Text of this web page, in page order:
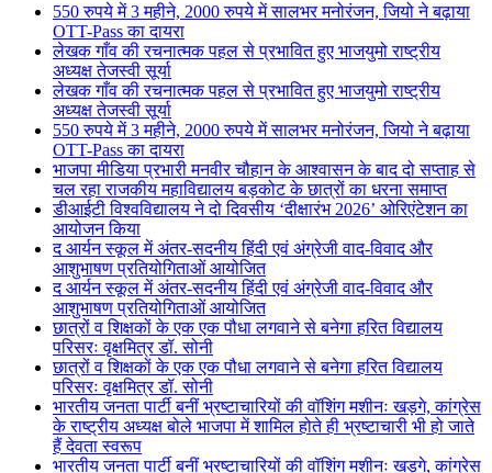
550 रुपये में 3 महीने, 2000 रुपये में सालभर मनोरंजन, जियो ने बढ़ाया
OTT-Pass का दायरा
लेखक गाँव की रचनात्मक पहल से प्रभावित हुए भाजयुमो राष्ट्रीय
अध्यक्ष तेजस्वी सूर्या
लेखक गाँव की रचनात्मक पहल से प्रभावित हुए भाजयुमो राष्ट्रीय
अध्यक्ष तेजस्वी सूर्या
550 रुपये में 3 महीने, 2000 रुपये में सालभर मनोरंजन, जियो ने बढ़ाया
OTT-Pass का दायरा
भाजपा मीडिया प्रभारी मनवीर चौहान के आश्वासन के बाद दो सप्ताह से
चल रहा राजकीय महाविद्यालय बड़कोट के छात्रों का धरना समाप्त
डीआईटी विश्वविद्यालय ने दो दिवसीय ‘दीक्षारंभ 2026’ ओरिएंटेशन का
आयोजन किया
द आर्यन स्कूल में अंतर-सदनीय हिंदी एवं अंग्रेजी वाद-विवाद और
आशुभाषण प्रतियोगिताओं आयोजित
द आर्यन स्कूल में अंतर-सदनीय हिंदी एवं अंग्रेजी वाद-विवाद और
आशुभाषण प्रतियोगिताओं आयोजित
छात्रों व शिक्षकों के एक एक पौधा लगवाने से बनेगा हरित विद्यालय
परिसरः वृक्षमित्र डॉ. सोनी
छात्रों व शिक्षकों के एक एक पौधा लगवाने से बनेगा हरित विद्यालय
परिसरः वृक्षमित्र डॉ. सोनी
भारतीय जनता पार्टी बनीं भ्रष्टाचारियों की वॉशिंग मशीनः खड़गे, कांग्रेस
के राष्ट्रीय अध्यक्ष बोले भाजपा में शामिल होते ही भ्रष्टाचारी भी हो जाते
हैं देवता स्वरूप
भारतीय जनता पार्टी बनीं भ्रष्टाचारियों की वॉशिंग मशीनः खड़गे, कांग्रेस